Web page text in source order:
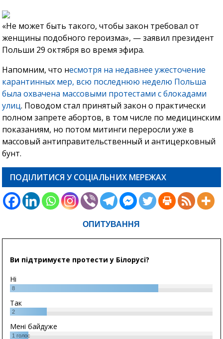
«Не может быть такого, чтобы закон требовал от
женщины подобного героизма», — заявил президент
Польши 29 октября во время эфира.
Напомним, что несмотря на недавнее ужесточение
карантинных мер, всю последнюю неделю Польша
была охвачена массовыми протестами с блокадами
улиц. Поводом стал принятый закон о практически
полном запрете абортов, в том числе по медицинским
показаниям, но потом митинги переросли уже в
массовый антиправительственный и антицерковный
бунт.
ПОДІЛИТИСЯ У СОЦІАЛЬНИХ МЕРЕЖАХ
ОПИТУВАННЯ
Ви підтримуєте протести у Білорусі?
Ні
8
Так
2
Мені байдуже
1 голос